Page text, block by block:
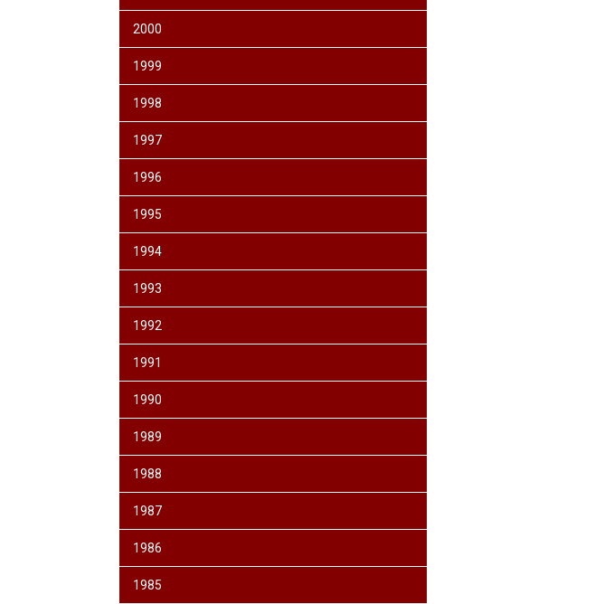
2000
1999
1998
1997
1996
1995
1994
1993
1992
1991
1990
1989
1988
1987
1986
1985